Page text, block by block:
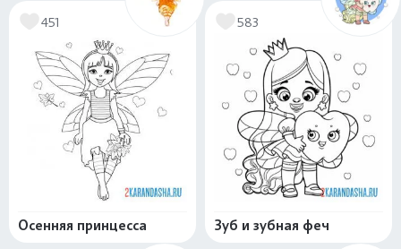
451
Осенняя принцесса
583
Зуб и зубная феч